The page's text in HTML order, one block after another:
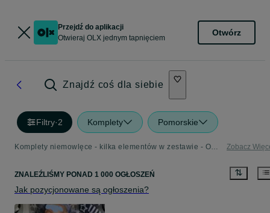
Przejdź do aplikacji
Otwieraj OLX jednym tapnięciem
Otwórz
Znajdź coś dla siebie
Filtry·2 Komplety Pomorskie
Komplety niemowlęce - kilka elementów w zestawie - OLX.pl Zobacz
ZNALEŹLIŚMY PONAD 1 000 OGŁOSZEŃ
Jak pozycjonowane są ogłoszenia?